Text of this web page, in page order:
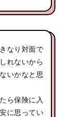
なり対面で
れないから
いかなと思
ら保険に入
に思ってい